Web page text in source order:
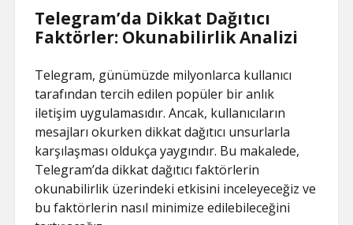
Telegram’da Dikkat Dağıtıcı
Faktörler: Okunabilirlik Analizi
Telegram, günümüzde milyonlarca kullanıcı
tarafından tercih edilen popüler bir anlık
iletişim uygulamasıdır. Ancak, kullanıcıların
mesajları okurken dikkat dağıtıcı unsurlarla
karşılaşması oldukça yaygındır. Bu makalede,
Telegram’da dikkat dağıtıcı faktörlerin
okunabilirlik üzerindeki etkisini inceleyeceğiz ve
bu faktörlerin nasıl minimize edilebileceğini